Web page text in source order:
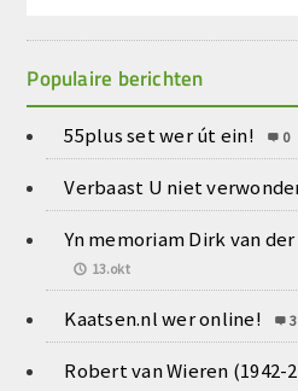
Populaire berichten
55plus set wer út ein! 0
Verbaast U niet
Yn memoriam Dirk van der
13.okt
Kaatsen.nl wer online! 3
Robert van Wieren (1942-